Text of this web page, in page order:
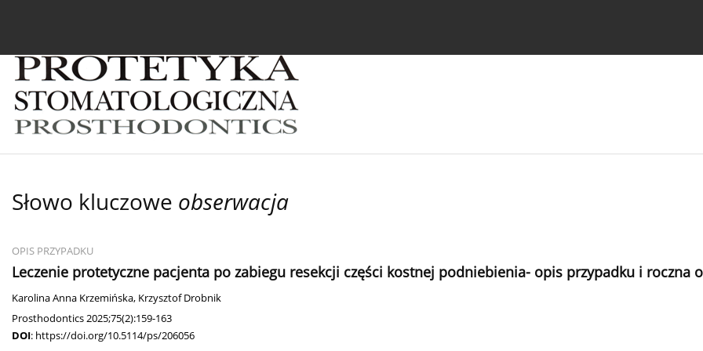
Słowo kluczowe obserwacja
OPIS PRZYPADKU
Leczenie protetyczne pacjenta po zabiegu resekcji części kostnej podniebienia- opis przypadku i roczna
Karolina Anna Krzemińska, Krzysztof Drobnik
Prosthodontics 2025;75(2):159-163
DOI: https://doi.org/10.5114/ps/206056